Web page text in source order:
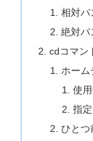
相対パ
絶対パ
cdコマン
ホーム
使
指
ひとつ